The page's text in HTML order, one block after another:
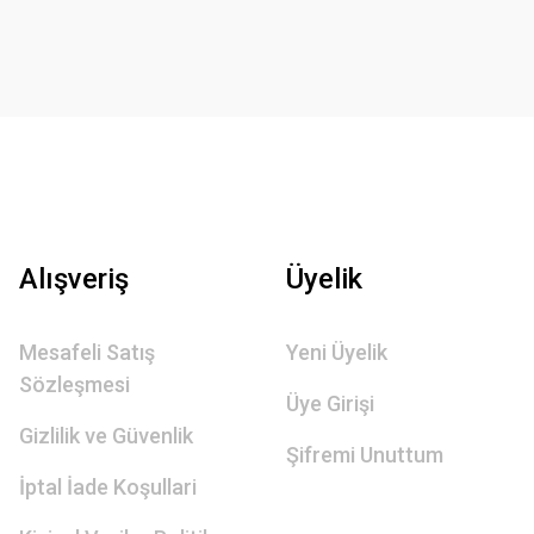
Alışveriş
Mesafeli Satış
Sözleşmesi
Gizlilik ve Güvenlik
İptal İade Koşullari
Üyelik
Yeni Üyelik
Üye Girişi
Şifremi Unuttum